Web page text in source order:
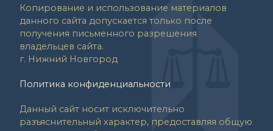
Копирование и использование материалов
данного сайта допускается только после
получения письменного разрешения
владельцев сайта.
г. Нижний Новгород
Политика конфиденциальности
Данный сайт носит исключительно
разъяснительный характер, предоставляя общую